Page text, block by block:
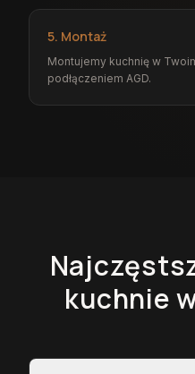
5. Montaż
Montujemy kuchnię w
podłączeniem AGD.
kuchnie